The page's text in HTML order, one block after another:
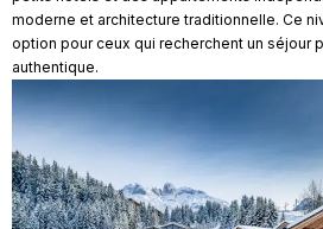
moderne et architecture traditionnelle. Ce
option pour ceux qui recherchent un séjour
authentique.